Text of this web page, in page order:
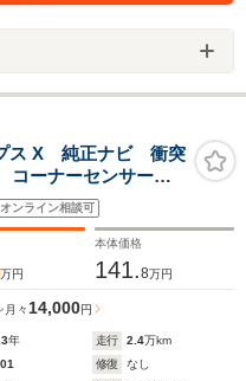
ス X 純正ナビ 衝突
コーナーセンサー
トエアコン
グ
オンライン相談可
万円
本体価格
141.8万円
月々 14,000円
年 走行 2.4万km
修復
なし